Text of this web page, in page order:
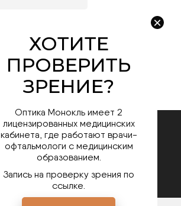
Оптика Монокль имеет 2
лицензированных медицинских
кабинета, где работают врачи-
офтальмологи с медицинским
образованием.
Запись на проверку зрения по
ссылке.